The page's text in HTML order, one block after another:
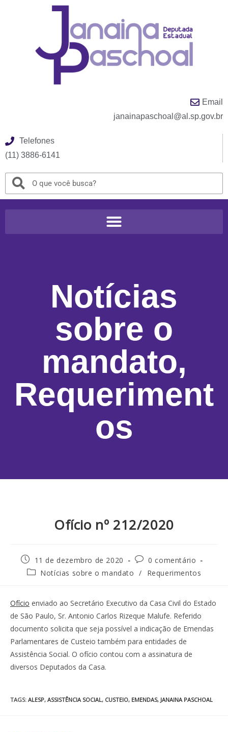
Email
janainapaschoal@al.sp.gov.br
Telefones
(11) 3886-6141
Notícias
sobre o
mandato,
Requeriment
os
Ofício nº 212/2020
11 de dezembro de 2020
0 comentário
Notícias sobre o mandato / Requerimentos
Ofício enviado ao Secretário Executivo da Casa Civil do Estado
de São Paulo, Sr. Antonio Carlos Rizeque Malufe. Referido
documento solicita que seja possível a indicação de Emendas
Parlamentares de Custeio também para entidades de
Assistência Social. O ofício contou com a assinatura de
diversos Deputados da Casa.
TAGS: ALESP, ASSISTÊNCIA SOCIAL, CUSTEIO, EMENDAS, JANAINA PASCHOAL